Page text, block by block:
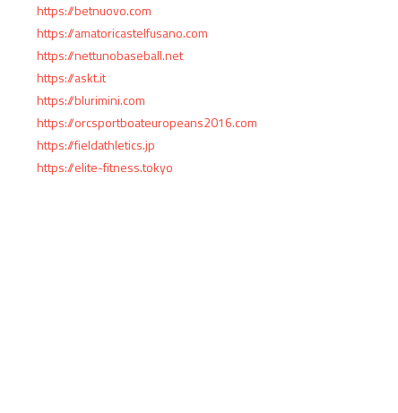
https://betnuovo.com
https://amatoricastelfusano.com
https://nettunobaseball.net
https://askt.it
https://blurimini.com
https://orcsportboateuropeans2016.com
https://fieldathletics.jp
https://elite-fitness.tokyo